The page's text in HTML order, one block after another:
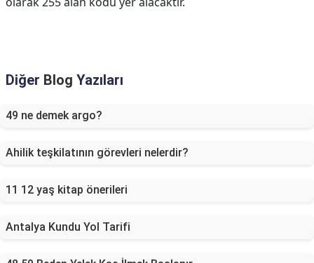
Diğer Blog Yazıları
49 ne demek argo?
Ahilik teşkilatının görevleri nelerdir?
11 12 yaş kitap önerileri
Antalya Kundu Yol Tarifi